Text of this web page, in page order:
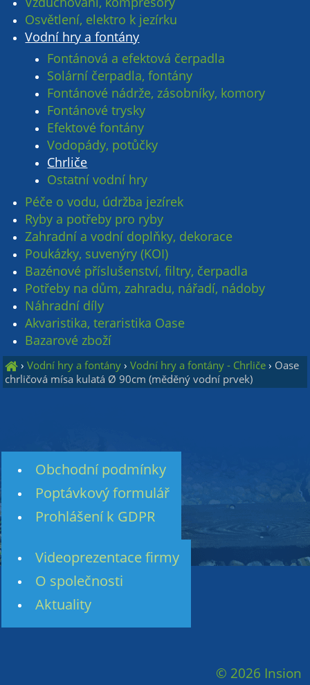
Osvětlení, elektro k jezírku
Vodní hry a fontány
Fontánová a efektová čerpadla
Solární čerpadla, fontány
Fontánové nádrže, zásobníky, komory
Fontánové trysky
Efektové fontány
Vodopády, potůčky
Chrliče
Ostatní vodní hry
Péče o vodu, údržba jezírek
Ryby a potřeby pro ryby
Zahradní a vodní doplňky, dekorace
Poukázky, suvenýry (KOI)
Bazénové příslušenství, filtry, čerpadla
Potřeby na dům, zahradu, nářadí, nádoby
Náhradní díly
Akvaristika, teraristika Oase
Bazarové zboží
›Vodní hry a fontány ›Vodní hry a fontány - Chrliče › Oase
chrličová mísa kulatá Ø 90cm (měděný vodní prvek)
Obchodní podmínky
Poptávkový formulář
Prohlášení k GDPR
Videoprezentace firmy
O společnosti
Aktuality
© 2026 Insion